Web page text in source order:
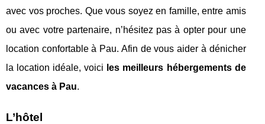
avec vos proches. Que vous soyez en famille, entre amis
ou avec votre partenaire, n’hésitez pas à opter pour une
location confortable à Pau. Afin de vous aider à dénicher
la location idéale, voici les meilleurs hébergements de
vacances à Pau.
L’hôtel